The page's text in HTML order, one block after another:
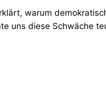
warum
uns diese Schwäche